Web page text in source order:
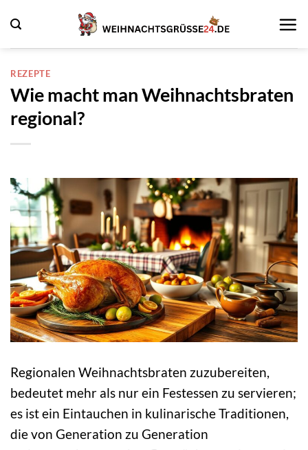
Inhalt
springen
REZEPTE
Wie macht man Weihnachtsbraten
regional?
Regionalen Weihnachtsbraten zuzubereiten,
bedeutet mehr als nur ein Festessen zu servieren;
es ist ein Eintauchen in kulinarische Traditionen,
die von Generation zu Generation